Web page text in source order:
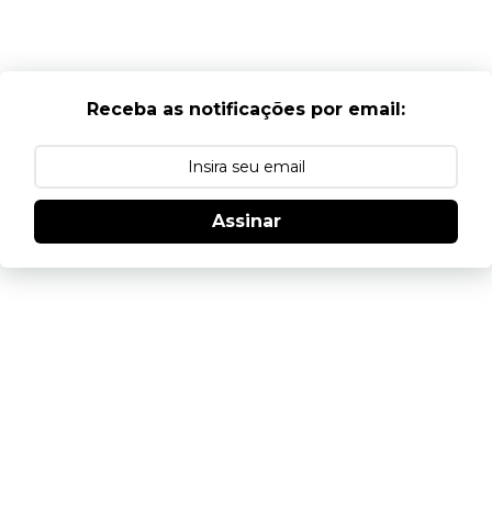
Receba as notificações por email:
Assinar